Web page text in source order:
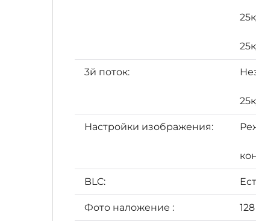
3й поток:
Настройки изображения:
BLC:
Фото наложение :